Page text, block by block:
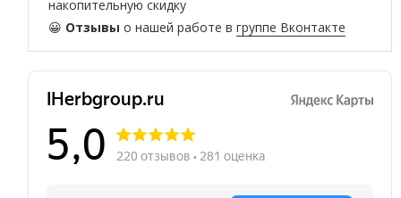
накопительную скидку
😀 Отзывы о нашей работе вгруппе Вконтакте